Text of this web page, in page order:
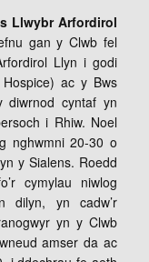
Llwybr Arfordirol
gan y Clwb fel
Llyn i godi
ac y Bws
diwrnod cyntaf yn
i Rhiw. Noel
nghwmni 20-30 o
y Sialens. Roedd
cymylau niwlog
dilyn, yn cadw’r
yn y Clwb
amser da ac